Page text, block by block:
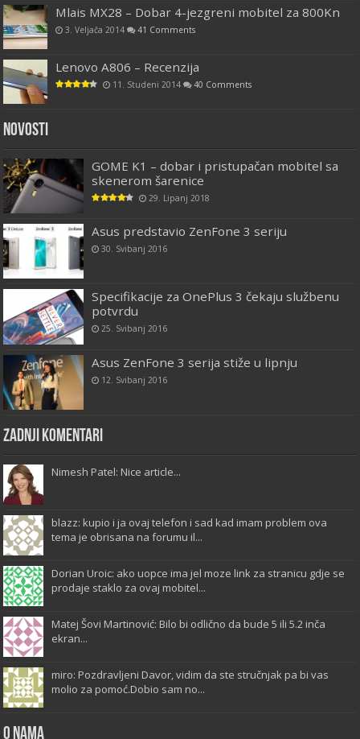
Mlais MX28 – Dobar 4-jezgreni mobitel za 800Kn
3. Veljača 2014 41 Comments
Lenovo A806 – Recenzija
11. Studeni 2014 40 Comments
Novosti
GOME K1 – dobar i pristupačan mobitel sa
skenerom šarenice
29. Lipanj 2018
Asus predstavio ZenFone 3 seriju
30. Svibanj 2016
Specifikacije za OnePlus 3 čekaju službenu
potvrdu
25. Svibanj 2016
Asus ZenFone 3 serija stiže u lipnju
12. Svibanj 2016
Zadnji komentari
Nimesh Patel: Nice article...
blazz: kupio i ja ovaj telefon i sad kad imam problem ova
tema je obrisana na forumu il...
Dorian Uroic: ako uopce ima jel moze link za stranicu gdje se
prodaje staklo za ovaj mobitel...
Matej Šovi Martinović: Bilo bi odlično da bude 5 ili 5.2 inča
ekran...
miro: Pozdravljeni Davor, vidim da ste stručnjak pa bi vas
molio za pomoć.Dobio sam no...
O Nama